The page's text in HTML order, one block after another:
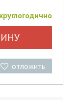
круглогодично
отложить